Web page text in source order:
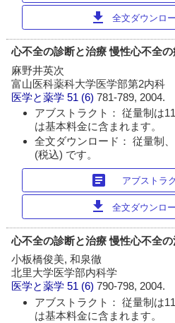
download 全文ダウンロ
心不全の診断と治療 慢性心不全
麻野井英次
富山医科薬科大学医学部第2内科
医学と薬学 51 (6)781-789, 2004.
アブストラクト： 従量制は
は基本料金に含まれます。
全文ダウンロード： 従量制
(税込) です。
article アブストラ
download 全文ダウンロ
心不全の診断と治療 慢性心不全
小板橋俊美, 和泉徹
北里大学医学部内科学
医学と薬学 51 (6)790-798, 2004.
アブストラクト： 従量制は
は基本料金に含まれます。